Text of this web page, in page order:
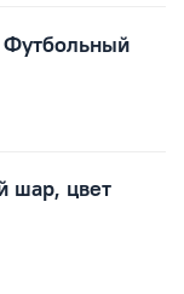
шар, цвет